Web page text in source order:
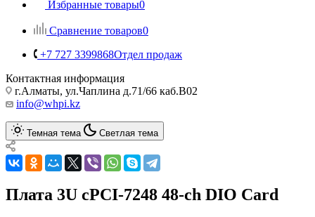
Избранные товары0
Сравнение товаров0
+7 727 3399868Отдел продаж
Контактная информация
г.Алматы, ул.Чаплина д.71/66 каб.B02
info@whpi.kz
Темная тема Светлая тема
Плата 3U cPCI-7248 48-ch DIO Card